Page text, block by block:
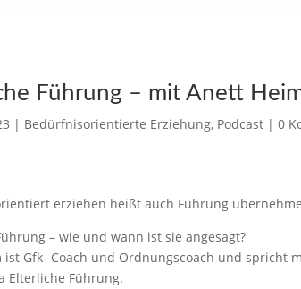
Führung – mit Anett
| Bedürfnisorientierte Erziehung, Podcast |0
erziehen heißt auch Führung
– wie und wann ist sie angesagt?
ist Gfk- Coach und Ordnungscoach und spricht
Elterliche Führung.